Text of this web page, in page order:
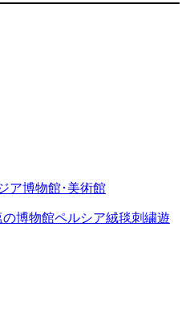
ア博物館･美術館
の博物館ペルシア絨毯刺繍遊